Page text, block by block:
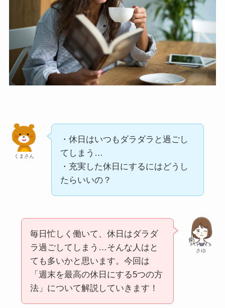
くまさん
・休日はいつもダラダラと過ごし
てしまう…
・充実した休日にするにはどうし
たらいいの？
さゆ
毎日忙しく働いて、休日はダラダ
ラ過ごしてしまう…そんな人はと
ても多いかと思います。今回は
「週末を最高の休日にする5つの方
法」について解説していきます！